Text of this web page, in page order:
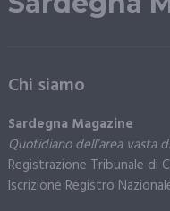
Chi siamo
Sardegna Magazine
Quotidiano dell’area vasta
Registrazione Tribunale di
Iscrizione Registro